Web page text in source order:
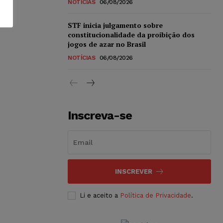
NOTÍCIAS 06/08/2026
STF inicia julgamento sobre
constitucionalidade da proibição dos
jogos de azar no Brasil
NOTÍCIAS 06/08/2026
Inscreva-se
INSCREVER
Li e aceito a Política de Privacidade.